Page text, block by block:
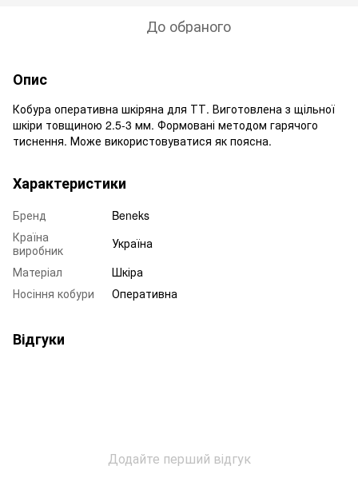
До обраного
Опис
Кобура оперативна шкіряна для ТТ. Виготовлена з щільної
шкіри товщиною 2.5-3 мм. Формовані методом гарячого
тиснення. Може використовуватися як поясна.
Характеристики
Бренд
Beneks
Країна
виробник
Україна
Матеріал
Шкіра
Носіння кобури
Оперативна
Відгуки
Додайте перший відгук